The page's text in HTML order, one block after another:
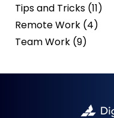
Tips and Tricks (11)
Remote Work (4)
Team Work (9)